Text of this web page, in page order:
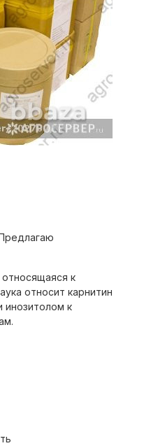
относящаяся к
относит карнитин
инозитолом к